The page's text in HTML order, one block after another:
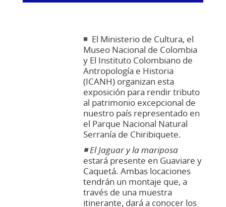
◾ El Ministerio de Cultura, el
Museo Nacional de Colombia
y El Instituto Colombiano de
Antropología e Historia
(ICANH) organizan esta
exposición para rendir tributo
al patrimonio excepcional de
nuestro país representado en
el Parque Nacional Natural
Serranía de Chiribiquete.
◾El Jaguar y la mariposa
estará presente en Guaviare y
Caquetá. Ambas locaciones
tendrán un montaje que, a
través de una muestra
itinerante, dará a conocer los